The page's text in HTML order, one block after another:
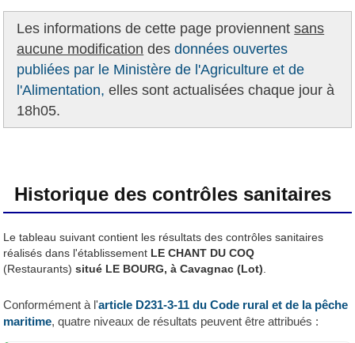
Les informations de cette page proviennentsans
aucune modification desdonnées ouvertes
publiées par le Ministère de l'Agriculture et de
l'Alimentation, elles sont actualisées chaque jour à
18h05.
Historique des contrôles sanitaires
Le tableau suivant contient les résultats des contrôles sanitaires
réalisés dans l'établissement LE CHANT DU COQ
(Restaurants) situé LE BOURG, à Cavagnac (Lot)
Conformément à l'article D231-3-11 du Code rural et de la pêche
maritime, quatre niveaux de résultats peuvent être attribués :